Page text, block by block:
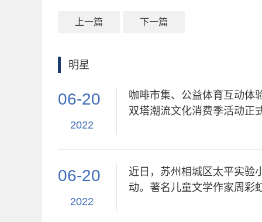
上一篇 下一篇
明星
06-20
2022
咖啡市集、公益体育互动
双塔潮流文化消费季活动正
06-20
2022
近日，苏州相城区太平实验
动。著名儿童文学作家周彩